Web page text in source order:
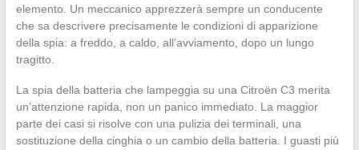
elemento. Un meccanico apprezzerà sempre un conducente
che sa descrivere precisamente le condizioni di apparizione
della spia: a freddo, a caldo, all’avviamento, dopo un lungo
tragitto.
La spia della batteria che lampeggia su una Citroën C3 merita
un’attenzione rapida, non un panico immediato. La maggior
parte dei casi si risolve con una pulizia dei terminali, una
sostituzione della cinghia o un cambio della batteria. I guasti più